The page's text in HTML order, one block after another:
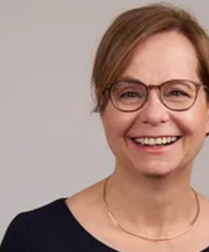
Postanschrift: Sparkassenstraße 2,
Amtsgericht München HRA 75459,
Nr. DE 129272684
Telefon 089 2167-0 ·
Unsere Datenschutz-Regelungen
www.sskm.de/